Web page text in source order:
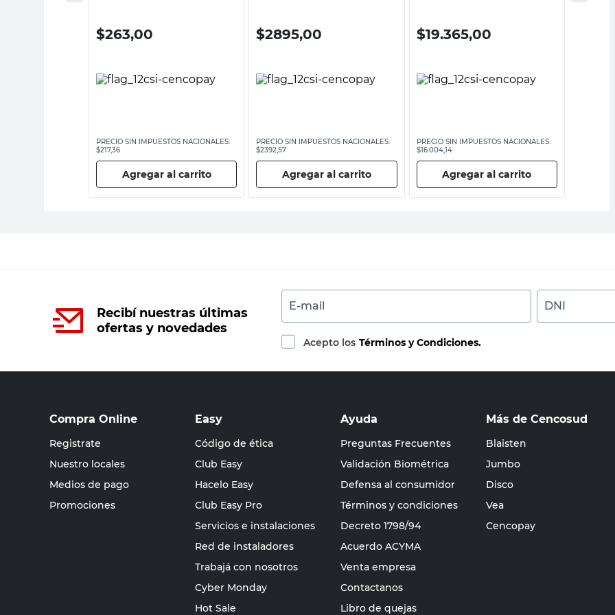
$263,00
PRECIO SIN IMPUESTOS NACIONALES:
$217,36
Agregar al carrito
$2895,00
PRECIO SIN IMPUESTOS NACIONALES:
$2392,57
Agregar al carrito
$19.365,00
PRECIO SIN IMPUESTOS NACIONALES:
$16.004,14
Agregar al carrito
Recibí nuestras últimas
ofertas y novedades
E-mail DNI
Acepto los Términos y Condiciones.
Compra Online
Registrate
Nuestro locales
Medios de pago
Promociones
Easy
Código de ética
Club Easy
Hacelo Easy
Club Easy Pro
Servicios e instalaciones
Red de instaladores
Trabajá con nosotros
Cyber Monday
Hot Sale
Ayuda
Preguntas Frecuentes
Validación Biométrica
Defensa al consumidor
Términos y condiciones
Decreto 1798/94
Acuerdo ACYMA
Venta empresa
Contactanos
Libro de quejas
Más de Cencosud
Blaisten
Jumbo
Disco
Vea
Cencopay